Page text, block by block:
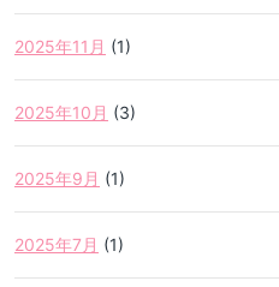
2025年11月 (1)
2025年10月 (3)
2025年9月 (1)
2025年7月 (1)